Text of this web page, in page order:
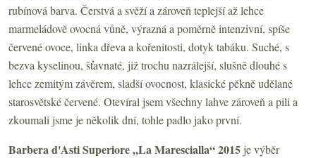
rubínová barva. Čerstvá a svěží a zároveň teplejší až lehce
marmeládově ovocná vůně, výrazná a poměrně intenzivní, spíše
červené ovoce, linka dřeva a kořenitosti, dotyk tabáku. Suché, s
bezva kyselinou, šťavnaté, již trochu nazrálejší, slušně dlouhé s
lehce zemitým závěrem, sladší ovocnost, klasické pěkně udělané
starosvětské červené. Otevíral jsem všechny lahve zároveň a pili a
zkoumali jsme je několik dní, tohle padlo jako první.
Barbera d'Asti Superiore „La Marescialla“ 2015 je výběr